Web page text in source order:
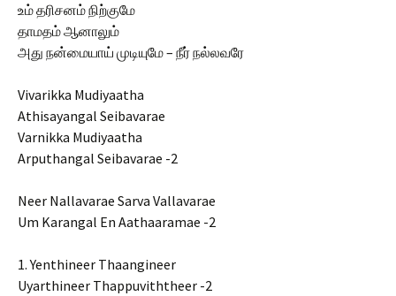
உம் தரிசனம் நிற்குமே
தாமதம் ஆனாலும்
அது நன்மையாய் முடியுமே – நீர் நல்லவரே
Vivarikka Mudiyaatha
Athisayangal Seibavarae
Varnikka Mudiyaatha
Arputhangal Seibavarae -2
Neer Nallavarae Sarva Vallavarae
Um Karangal En Aathaaramae -2
1. Yenthineer Thaangineer
Uyarthineer Thappuviththeer -2